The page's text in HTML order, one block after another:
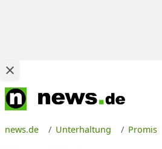
news.de Unterhaltung Promis